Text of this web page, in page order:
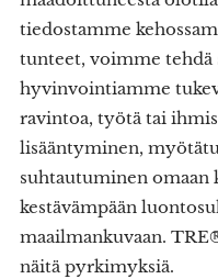
tiedostamme
tunteet, voimme tehdä
hyvinvointiamme
ravintoa, työtä tai
lisääntyminen,
suhtautuminen omaan
kestävämpään
maailmankuvaan.
näitä pyrkimyksiä.